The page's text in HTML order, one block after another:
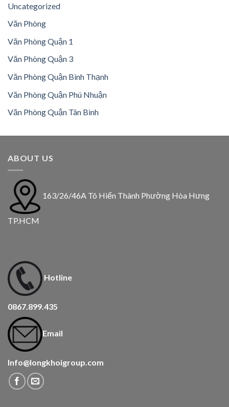
Uncategorized
Văn Phòng
Văn Phòng Quận 1
Văn Phòng Quận 3
Văn Phòng Quận Bình Thạnh
Văn Phòng Quận Phú Nhuận
Văn Phòng Quận Tân Bình
ABOUT US
163/26/46A Tô Hiến Thành Phường Hòa Hưng
TP.HCM
Hotline
0867.899.435
Email
Info@longkhoigroup.com